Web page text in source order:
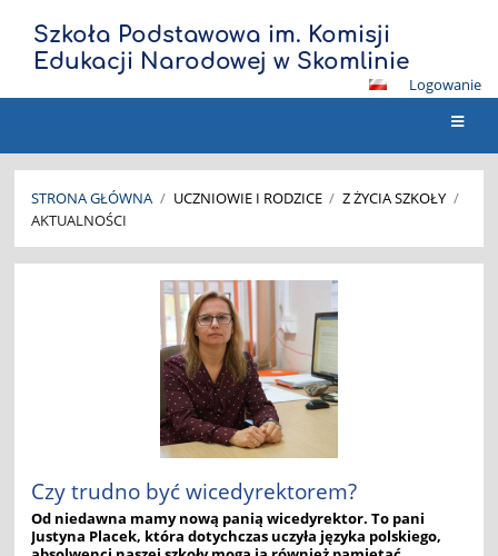
Szkoła Podstawowa im. Komisji
Edukacji Narodowej w Skomlinie
Logowanie
STRONA GŁÓWNA / UCZNIOWIE I RODZICE / Z ŻYCIA SZKOŁY /
AKTUALNOŚCI
Czy trudno być wicedyrektorem?
Od niedawna mamy nową panią wicedyrektor. To pani
Justyna Placek, która dotychczas uczyła języka polskiego,